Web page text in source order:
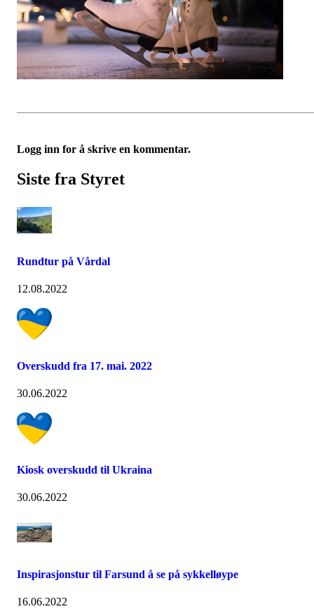
Logg inn for å skrive en kommentar.
Siste fra Styret
Rundtur på Vårdal
12.08.2022
Overskudd fra 17. mai. 2022
30.06.2022
Kiosk overskudd til Ukraina
30.06.2022
Inspirasjonstur til Farsund å se på sykkelløype
16.06.2022